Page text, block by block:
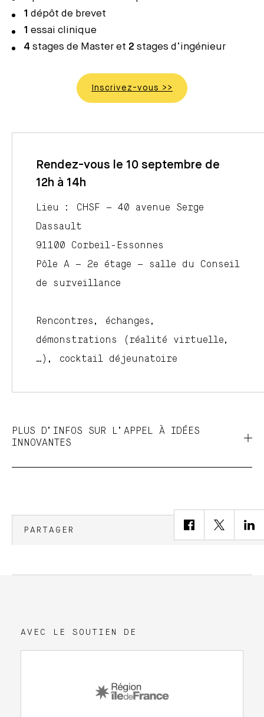
1 dépôt de brevet
1 essai clinique
4 stages de Master et 2 stages d’ingénieur
Inscrivez-vous >>
Rendez-vous le 10 septembre de
12h à 14h
Lieu : CHSF – 40 avenue Serge
Dassault
91100 Corbeil-Essonnes
Pôle A – 2e étage – salle du Conseil
de surveillance
Rencontres, échanges,
démonstrations (réalité virtuelle,
…), cocktail déjeunatoire
PLUS D’INFOS SUR L’APPEL À IDÉES
INNOVANTES
PARTAGER
AVEC LE SOUTIEN DE